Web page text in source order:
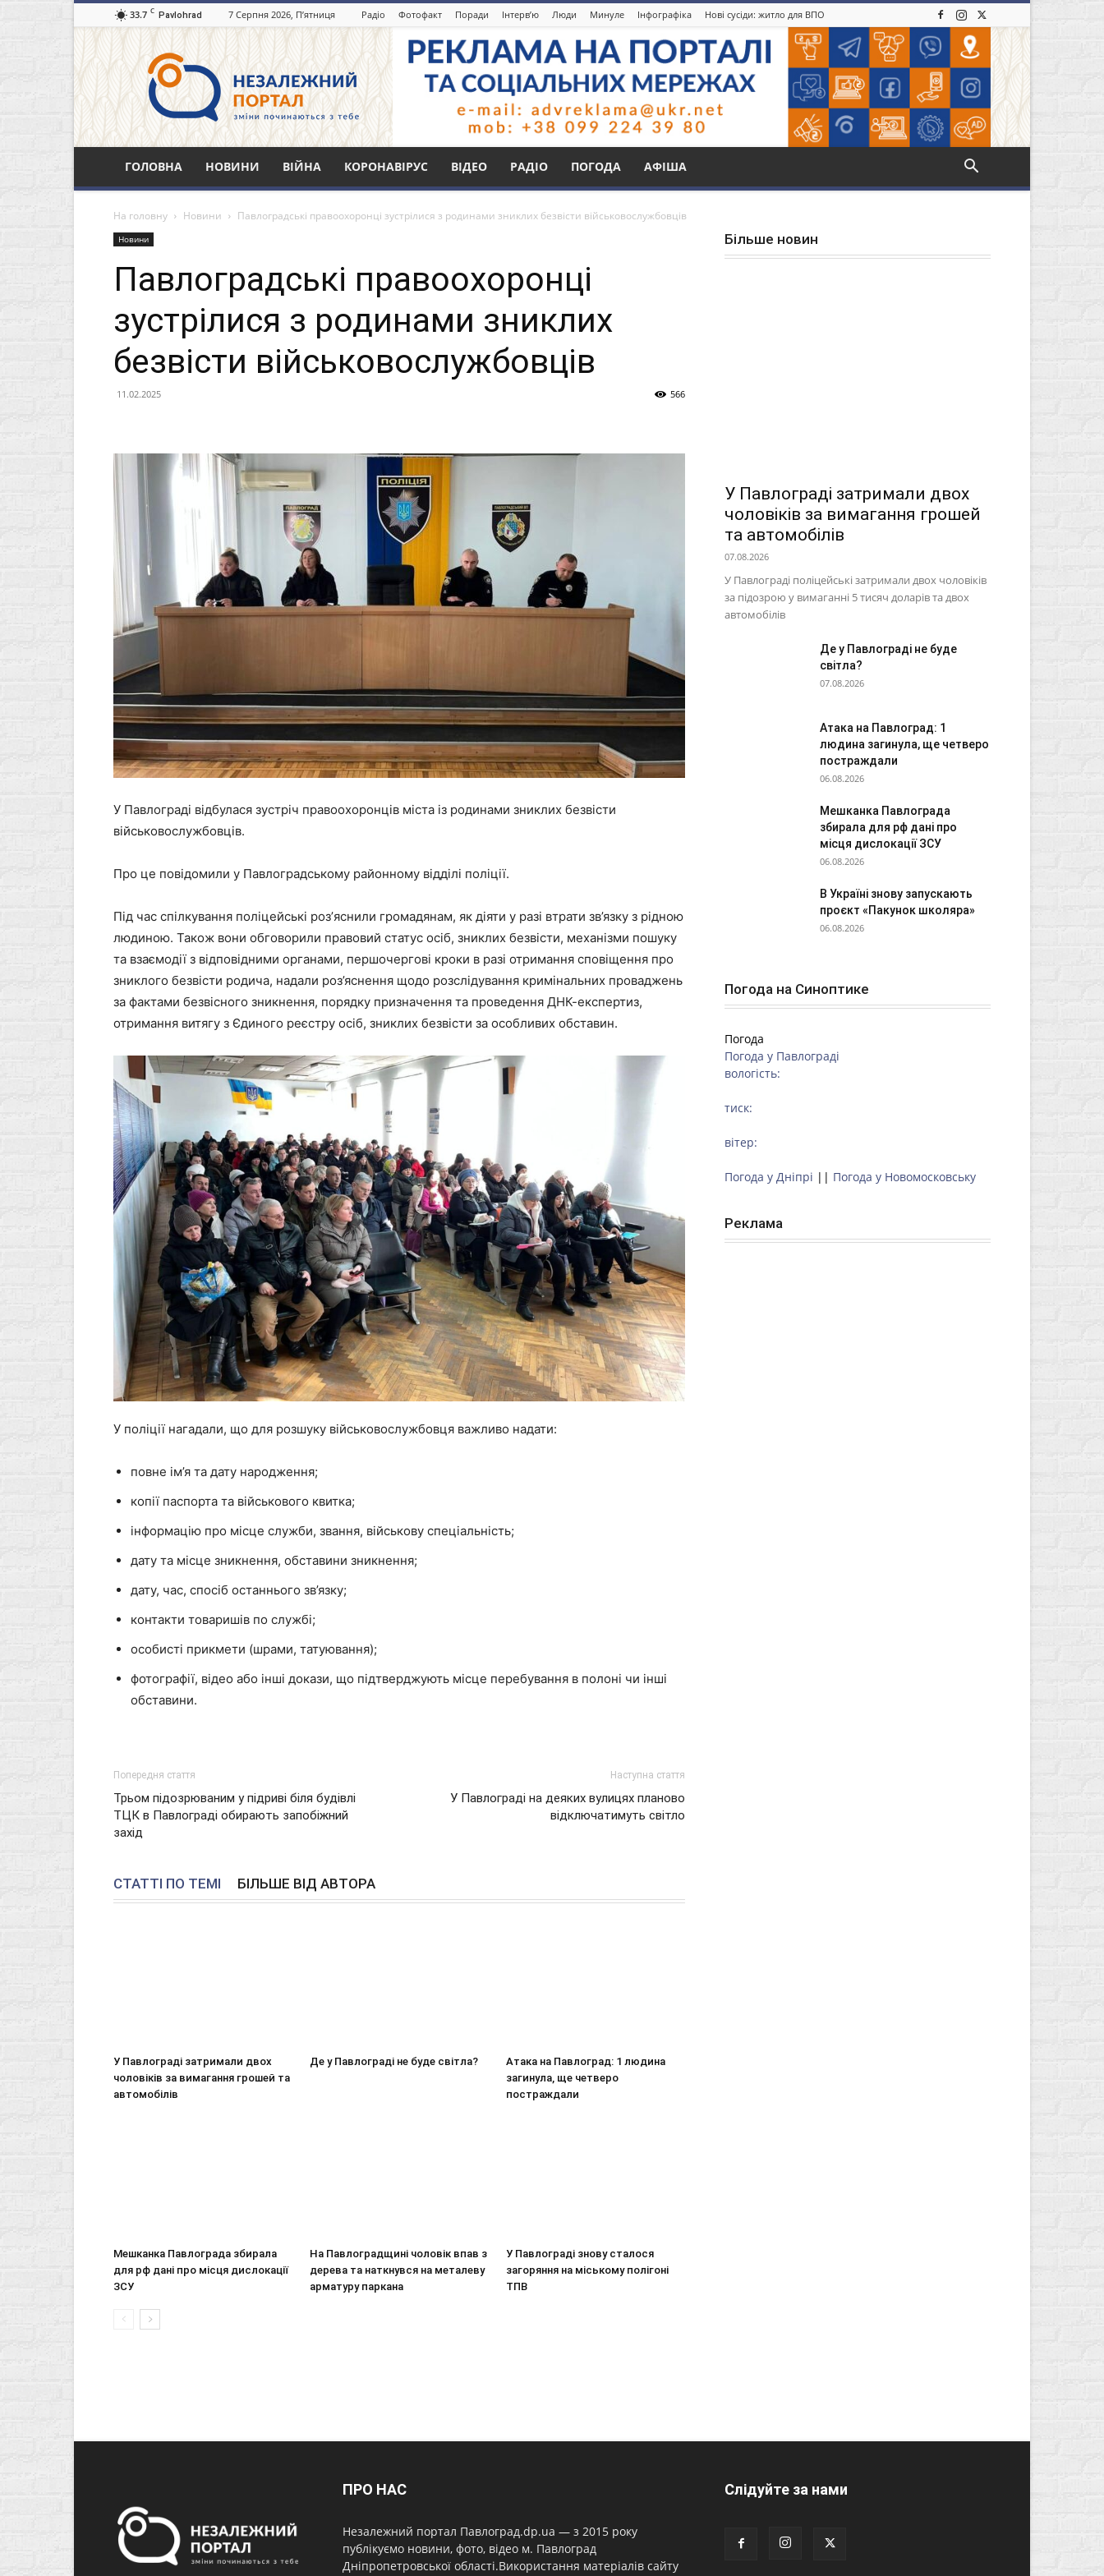
33.7 C Pavlohrad 7 Серпня 2026, П’ятниця Радіо Фотофакт Поради Інтерв’ю Люди Минуле Інфографіка Нові сусіди: житло для ВПО
Незалежний
портал
Павлоград.dp.ua
ГОЛОВНА НОВИНИ ВІЙНА КОРОНАВІРУС ВІДЕО РАДІО ПОГОДА АФІША
На головну Новини Павлоградські правоохоронці зустрілися з родинами зниклих безвісти військовослужбовців
Новини
Павлоградські правоохоронці
зустрілися з родинами зниклих
безвісти військовослужбовців
11.02.2025 566
У Павлограді відбулася зустріч правоохоронців міста із родинами зниклих безвісти
військовослужбовців.
Про це повідомили у Павлоградському районному відділі поліції.
Під час спілкування поліцейські розʼяснили громадянам, як діяти у разі втрати зв’язку з рідною
людиною. Також вони обговорили правовий статус осіб, зниклих безвісти, механізми пошуку
та взаємодії з відповідними органами, першочергові кроки в разі отримання сповіщення про
зниклого безвісти родича, надали роз’яснення щодо розслідування кримінальних проваджень
за фактами безвісного зникнення, порядку призначення та проведення ДНК-експертиз,
отримання витягу з Єдиного реєстру осіб, зниклих безвісти за особливих обставин.
У поліції нагадали, що для розшуку військовослужбовця важливо надати:
повне ім’я та дату народження;
копії паспорта та військового квитка;
інформацію про місце служби, звання, військову спеціальність;
дату та місце зникнення, обставини зникнення;
дату, час, спосіб останнього зв’язку;
контакти товаришів по службі;
особисті прикмети (шрами, татуювання);
фотографії, відео або інші докази, що підтверджують місце перебування в полоні чи інші
обставини.
Попередня стаття
Трьом підозрюваним у підриві біля будівлі
ТЦК в Павлограді обирають запобіжний
захід
Наступна стаття
У Павлограді на деяких вулицях планово
відключатимуть світло
СТАТТІ ПО ТЕМІ БІЛЬШЕ ВІД АВТОРА
У Павлограді затримали двох
чоловіків за вимагання грошей та
автомобілів
Де у Павлограді не буде світла?
Атака на Павлоград: 1 людина
загинула, ще четверо
постраждали
Мешканка Павлограда збирала
для рф дані про місця дислокації
ЗСУ
На Павлоградщині чоловік впав з
дерева та наткнувся на металеву
арматуру паркана
У Павлограді знову сталося
загоряння на міському полігоні
ТПВ
Більше новин
У Павлограді затримали двох
чоловіків за вимагання грошей
та автомобілів
07.08.2026
У Павлограді поліцейські затримали двох чоловіків
за підозрою у вимаганні 5 тисяч доларів та двох
автомобілів
Де у Павлограді не буде
світла?
07.08.2026
Атака на Павлоград: 1
людина загинула, ще четверо
постраждали
06.08.2026
Мешканка Павлограда
збирала для рф дані про
місця дислокації ЗСУ
06.08.2026
В Україні знову запускають
проєкт «Пакунок школяра»
06.08.2026
Погода на Синоптике
Погода
Погода у Павлограді
вологість:
тиск:
вітер:
Погода у Дніпрі || Погода у Новомосковську
Реклама
ПРО НАС
Незалежний портал Павлоград.dp.ua — з 2015 року
публікуємо новини, фото, відео м. Павлоград
Дніпропетровської області.Використання матеріалів сайту
Слідуйте за нами